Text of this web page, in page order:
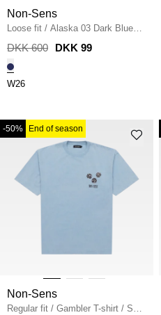
Non-Sens
Loose fit / Alaska 03 Dark Blue
Jeans / BLÅ
DKK 600 DKK 99
W26
-50% End of season
Non-Sens
Regular fit / Gambler T-shirt / SKY